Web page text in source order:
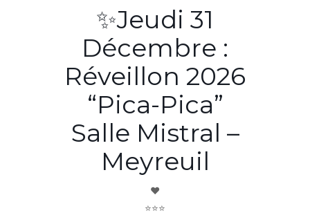
✨Jeudi 31
Décembre :
Réveillon 2026
“Pica-Pica”
Salle Mistral –
Meyreuil
❤️
⭐️⭐️⭐️